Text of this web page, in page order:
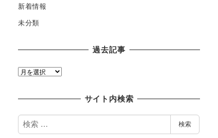
新着情報
未分類
過去記事
過
サイト内検索
検
索
検索